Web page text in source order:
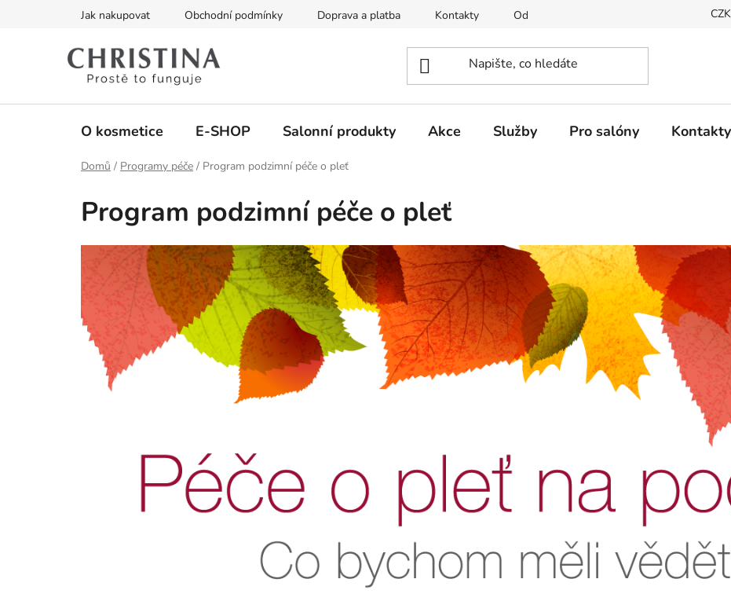
Jak nakupovat Obchodní podmínky Doprava a platba Kontakty Odstoupení od smlouvy OchranaCZK
O kosmetice E-SHOP Salonní produkty Akce Služby Pro salóny Kontakty
Domů / Programy péče / Program podzimní péče o pleť
Program podzimní péče o pleť